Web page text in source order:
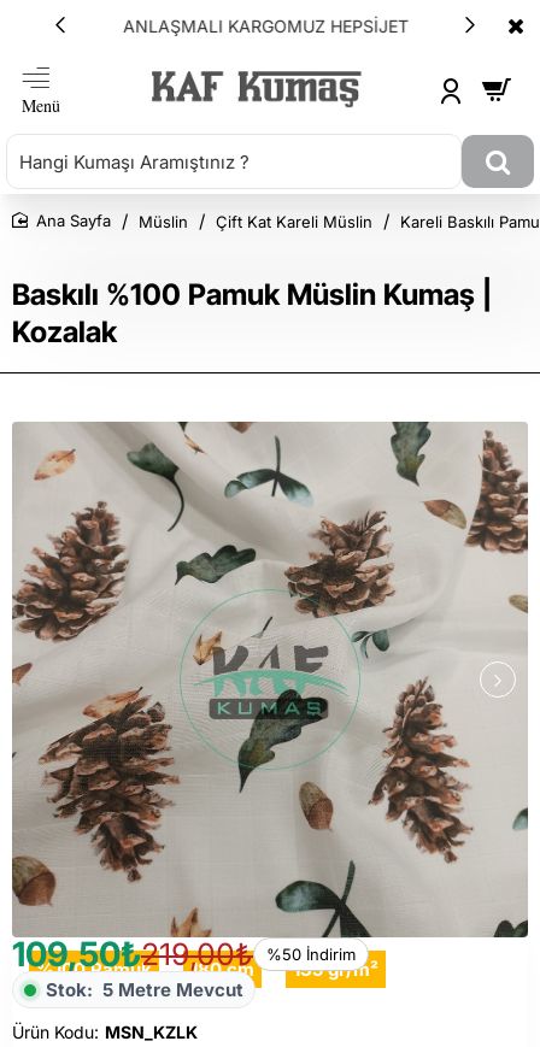
ANLAŞMALI KARGOMUZ HEPSİJET
Baskılı %100 Pamuk Müslin Kumaş |
Kozalak
Müslin Çift Kat Kareli Müslin Kareli Baskılı
%100 Pamuk 180 cm 135 gr/m²
109,50₺219,00₺ %50 İndirim
Stok: 5 Metre Mevcut
Ürün Kodu: MSN_KZLK